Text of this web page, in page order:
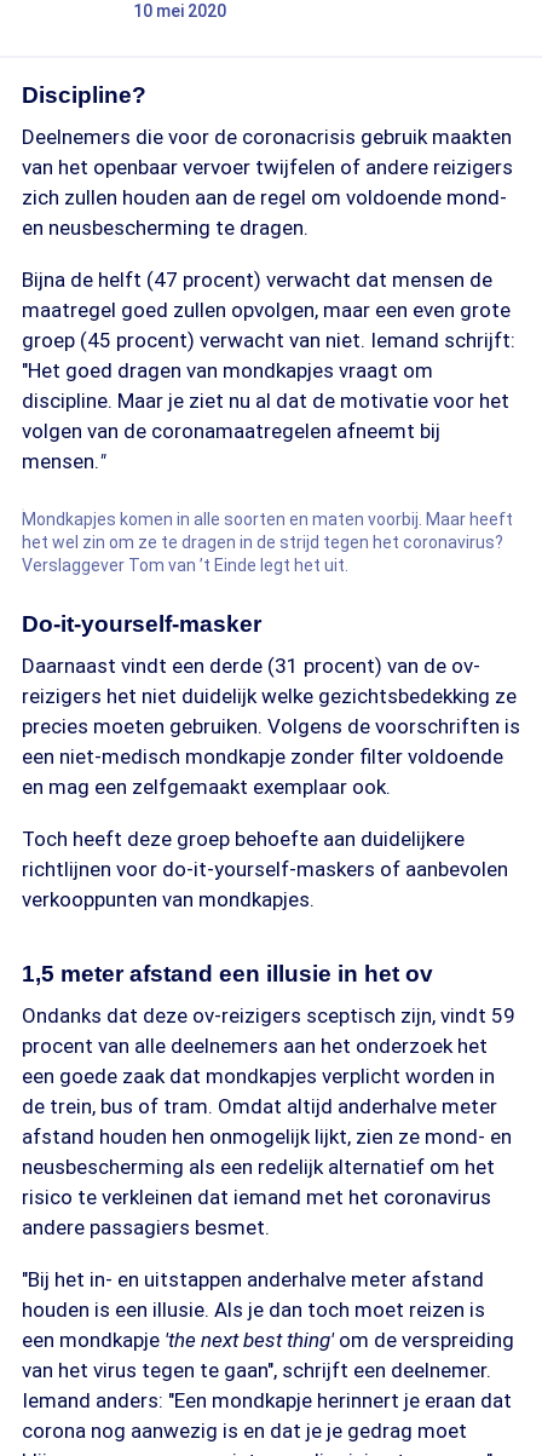
10 mei 2020
Discipline?
Deelnemers die voor de coronacrisis gebruik maakten
van het openbaar vervoer twijfelen of andere reizigers
zich zullen houden aan de regel om voldoende mond-
en neusbescherming te dragen.
Bijna de helft (47 procent) verwacht dat mensen de
maatregel goed zullen opvolgen, maar een even grote
groep (45 procent) verwacht van niet. Iemand schrijft:
"Het goed dragen van mondkapjes vraagt om
discipline. Maar je ziet nu al dat de motivatie voor het
volgen van de coronamaatregelen afneemt bij
mensen."
Mondkapjes komen in alle soorten en maten voorbij. Maar heeft
het wel zin om ze te dragen in de strijd tegen het coronavirus?
Verslaggever Tom van ’t Einde legt het uit.
Do-it-yourself-masker
Daarnaast vindt een derde (31 procent) van de ov-
reizigers het niet duidelijk welke gezichtsbedekking ze
precies moeten gebruiken. Volgens de voorschriften is
een niet-medisch mondkapje zonder filter voldoende
en mag een zelfgemaakt exemplaar ook.
Toch heeft deze groep behoefte aan duidelijkere
richtlijnen voor do-it-yourself-maskers of aanbevolen
verkooppunten van mondkapjes.
1,5 meter afstand een illusie in het ov
Ondanks dat deze ov-reizigers sceptisch zijn, vindt 59
procent van alle deelnemers aan het onderzoek het
een goede zaak dat mondkapjes verplicht worden in
de trein, bus of tram. Omdat altijd anderhalve meter
afstand houden hen onmogelijk lijkt, zien ze mond- en
neusbescherming als een redelijk alternatief om het
risico te verkleinen dat iemand met het coronavirus
andere passagiers besmet.
"Bij het in- en uitstappen anderhalve meter afstand
houden is een illusie. Als je dan toch moet reizen is
een mondkapje 'the next best thing'om de verspreiding
van het virus tegen te gaan", schrijft een deelnemer.
Iemand anders: "Een mondkapje herinnert je eraan dat
corona nog aanwezig is en dat je je gedrag moet